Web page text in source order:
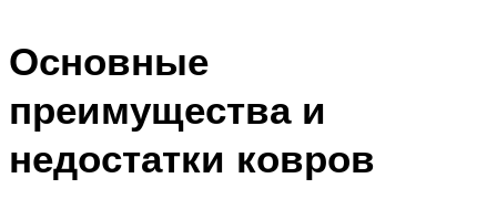
Основные
преимущества и
недостатки ковров